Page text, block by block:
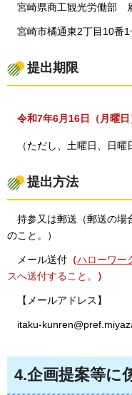
宮崎県商工観光労働部
宮崎市橘通東2丁目10番1
提出期限
令和7年6月16日（月曜日
（ただし、土曜日、日曜
提出方法
持参又 は郵送（郵送の場
のこと。）
メール送付 （ハローワー
スへ送付すること。
）
【メールアドレス】
itaku-
4.企画提案等に